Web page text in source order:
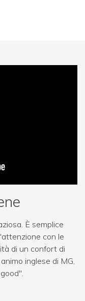
È semplice
con le
di un confort di
inglese di MG,